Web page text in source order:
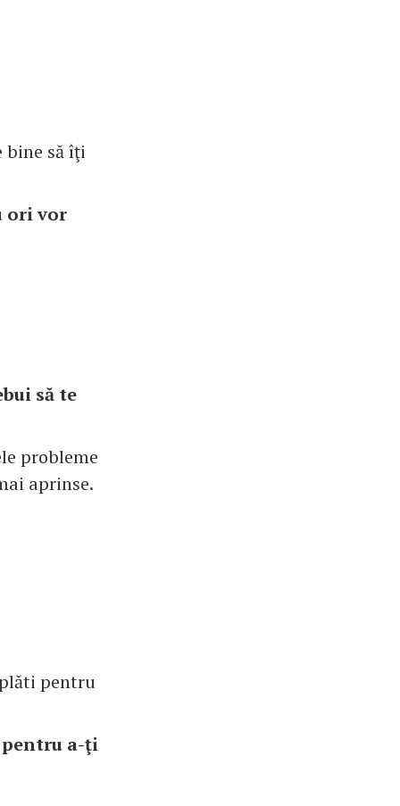
bine să îţi
ori vor
să te
probleme
aprinse.
pentru
a-ţi